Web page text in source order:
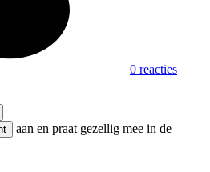
0 reacties
aan en praat gezellig mee in de